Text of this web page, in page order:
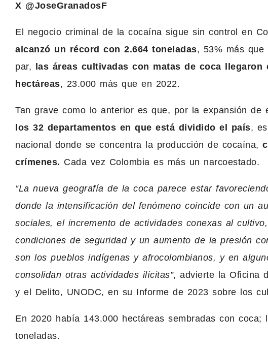
X @JoseGranadosF
El negocio criminal de la cocaína sigue sin control en
alcanzó un récord con 2.664 toneladas, 53% más
par,
las áreas cultivadas con matas de coca llegaron
hectáreas, 23.000 más que en 2022.
Tan grave como lo anterior es que, por la expansión de
los 32 departamentos en que está dividido el país,
nacional donde se concentra la producción de cocaína,
crímenes. Cada vez Colombia es más un narcoestado.
“La nueva geografía de la coca parece estar
donde la intensificación del fenómeno coincide con un
sociales, el incremento de actividades conexas al
condiciones de seguridad y un aumento de la presión
son los pueblos indígenas y afrocolombianos, y en
consolidan otras actividades ilícitas”, advierte la Oficina
y el Delito, UNODC, en su Informe de 2023 sobre los
En 2020 había 143.000 hectáreas sembradas con coca;
toneladas.